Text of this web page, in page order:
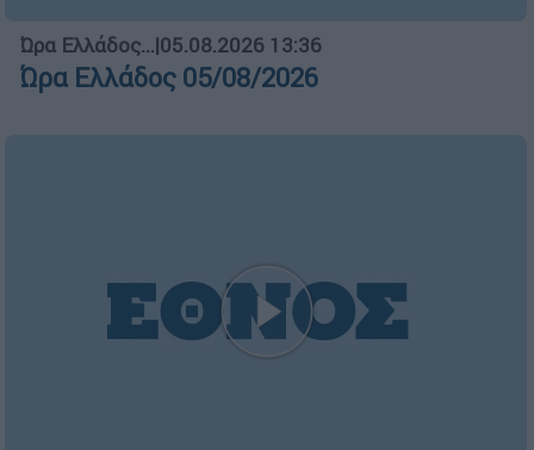
Ώρα Ελλάδος...|05.08.2026 13:36
Ώρα Ελλάδος 05/08/2026